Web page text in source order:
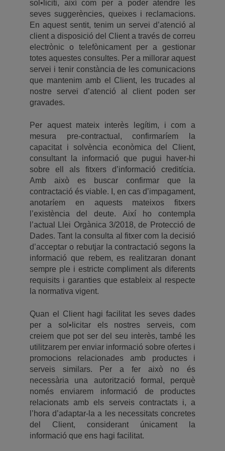
sol•liciti, així com per a poder atendre les
seves suggerències, queixes i reclamacions.
En aquest sentit, tenim un servei d’atenció al
client a disposició del Client a través de correu
electrònic o telefònicament per a gestionar
totes aquestes consultes. Per a millorar aquest
servei i tenir constància de les comunicacions
que mantenim amb el Client, les trucades al
nostre servei d’atenció al client poden ser
gravades.
Per aquest mateix interès legítim, i com a
mesura pre-contractual, confirmaríem la
capacitat i solvència econòmica del Client,
consultant la informació que pugui haver-hi
sobre ell als fitxers d’informació creditícia.
Amb això es buscar confirmar que la
contractació és viable. I, en cas d’impagament,
anotaríem en aquests mateixos fitxers
l’existència del deute. Així ho contempla
l’actual Llei Orgànica 3/2018, de Protecció de
Dades. Tant la consulta al fitxer com la decisió
d’acceptar o rebutjar la contractació segons la
informació que rebem, es realitzaran donant
sempre ple i estricte compliment als diferents
requisits i garanties que estableix al respecte
la normativa vigent.
Quan el Client hagi facilitat les seves dades
per a sol•licitar els nostres serveis, com
creiem que pot ser del seu interès, també les
utilitzarem per enviar informació sobre ofertes i
promocions relacionades amb productes i
serveis similars. Per a fer això no és
necessària una autorització formal, perquè
només enviarem informació de productes
relacionats amb els serveis contractats i, a
l’hora d’adaptar-la a les necessitats concretes
del Client, considerant únicament la
informació que ens hagi facilitat.